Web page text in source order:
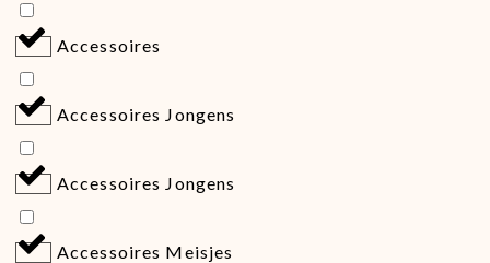
Accessoires
Accessoires Jongens
Accessoires Jongens
Accessoires Meisjes